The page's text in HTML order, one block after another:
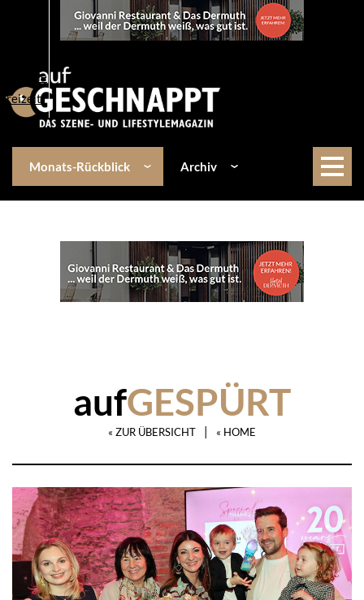
Lifestyle
Freizeit
Monats-Rückblick Archiv
aufGESPÜRT
« ZUR ÜBERSICHT | « HOME